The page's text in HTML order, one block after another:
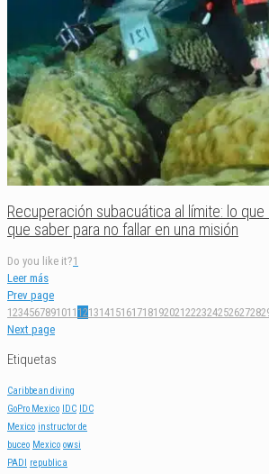
Recuperación subacuática al límite: lo que
que saber para no fallar en una misión
Do you like it?1
Leer más
Prev page
1234567891011 1213141516171819202122232425262728
Next page
Etiquetas
Caribbean diving
GoPro Mexico
IDC
IDC
Mexico instructor de
buceo Mexico owsi
PADI
republica